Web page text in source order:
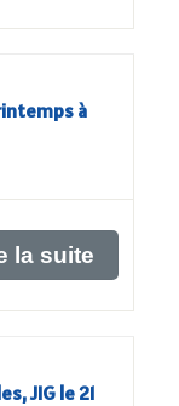
à
la suite
JIG le 21